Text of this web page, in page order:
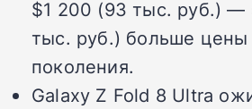
$1 200 (93 тыс. руб.) —
тыс. руб.) больше
поколения.
Galaxy Z Fold 8 Ultra